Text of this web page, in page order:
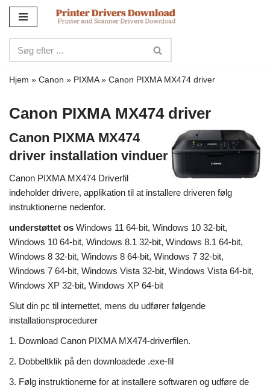
indhold
Hjem » Canon » PIXMA» Canon PIXMA MX474 driver
Canon PIXMA MX474 driver
Canon PIXMA MX474
driver installation vinduer
Canon PIXMA MX474 Driverfil
indeholder drivere, applikation til at installere driveren følg
instruktionerne nedenfor.
understøttet os Windows 11 64-bit, Windows 10 32-bit,
Windows 10 64-bit, Windows 8.1 32-bit, Windows 8.1 64-bit,
Windows 8 32-bit, Windows 8 64-bit, Windows 7 32-bit,
Windows 7 64-bit, Windows Vista 32-bit, Windows Vista 64-bit,
Windows XP 32-bit, Windows XP 64-bit
Slut din pc til internettet, mens du udfører følgende
installationsprocedurer
1. Download Canon PIXMA MX474-driverfilen.
2. Dobbeltklik på den downloadede .exe-fil
3. Følg instruktionerne for at installere softwaren og udføre de